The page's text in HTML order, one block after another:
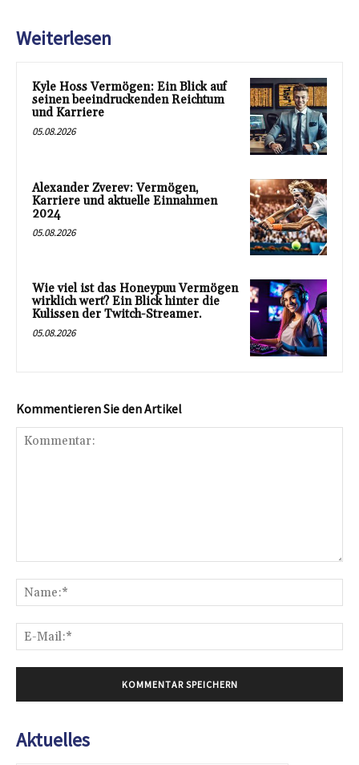
Weiterlesen
Kyle Hoss Vermögen: Ein Blick auf
seinen beeindruckenden Reichtum
und Karriere
05.08.2026
Alexander Zverev: Vermögen,
Karriere und aktuelle Einnahmen
2024
05.08.2026
Wie viel ist das Honeypuu Vermögen
wirklich wert? Ein Blick hinter die
Kulissen der Twitch-Streamer.
05.08.2026
Kommentieren Sie den Artikel
Aktuelles